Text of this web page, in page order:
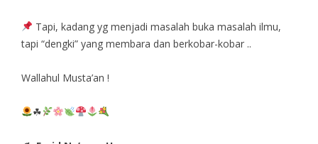
Tapi, kadang yg menjadi masalah buka masalah ilmu,
tapi “dengki” yang membara dan berkobar-kobar ..
Wallahul Musta’an !
☘